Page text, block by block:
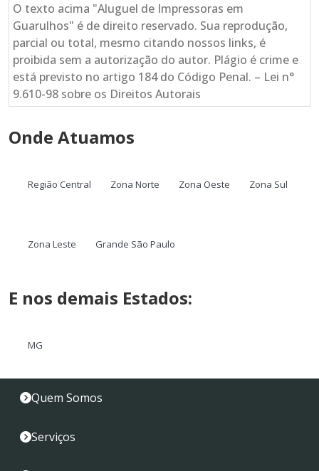
O texto acima "Aluguel de Impressoras em
Guarulhos" é de direito reservado. Sua reprodução,
parcial ou total, mesmo citando nossos links, é
proibida sem a autorização do autor. Plágio é crime e
está previsto no artigo 184 do Código Penal. – Lei n°
9.610-98 sobre os Direitos Autorais
Onde Atuamos
Região Central Zona Norte Zona Oeste Zona Sul
Zona Leste Grande São Paulo
E nos demais Estados:
MG
Quem Somos
Serviços